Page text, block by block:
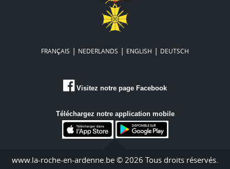
FRANÇAIS | NEDERLANDS | ENGLISH | DEUTSCH
Visitez notre page Facebook
Téléchargez notre application mobile
www.la-roche-en-ardenne.be © 2026 Tous droits réservés.